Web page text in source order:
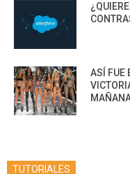
ASÍ FUE
TUTORIALES